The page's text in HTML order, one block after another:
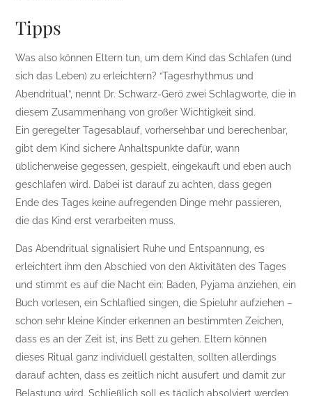
Tipps
Was also können Eltern tun, um dem Kind das Schlafen (und
sich das Leben) zu erleichtern? “Tagesrhythmus und
Abendritual”, nennt Dr. Schwarz-Gerö zwei Schlagworte, die in
diesem Zusammenhang von großer Wichtigkeit sind.
Ein geregelter Tagesablauf, vorhersehbar und berechenbar,
gibt dem Kind sichere Anhaltspunkte dafür, wann
üblicherweise gegessen, gespielt, eingekauft und eben auch
geschlafen wird. Dabei ist darauf zu achten, dass gegen
Ende des Tages keine aufregenden Dinge mehr passieren,
die das Kind erst verarbeiten muss.
Das Abendritual signalisiert Ruhe und Entspannung, es
erleichtert ihm den Abschied von den Aktivitäten des Tages
und stimmt es auf die Nacht ein: Baden, Pyjama anziehen, ein
Buch vorlesen, ein Schlaflied singen, die Spieluhr aufziehen –
schon sehr kleine Kinder erkennen an bestimmten Zeichen,
dass es an der Zeit ist, ins Bett zu gehen. Eltern können
dieses Ritual ganz individuell gestalten, sollten allerdings
darauf achten, dass es zeitlich nicht ausufert und damit zur
Belastung wird. Schließlich soll es täglich absolviert werden,